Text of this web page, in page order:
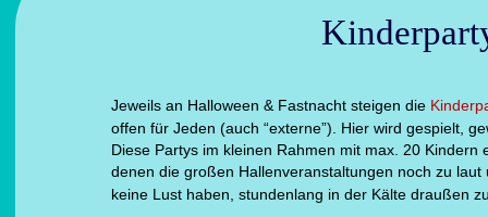
Jeweils an Halloween & Fastnacht steigen die
offen für Jeden (auch “externe”). Hier wird gespielt,
Diese Partys im kleinen Rahmen mit max. 20
denen die großen Hallenveranstaltungen noch zu
keine Lust haben, stundenlang in der Kälte draußen